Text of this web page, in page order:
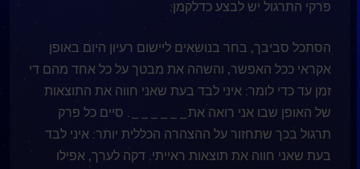
פרקי התרגול יש לבצע כדלקמן:
הסתכל סביבך, בחר בנושאים ליישום רעיון היום באופן
אקראי ככל האפשר, והשהה את מבטך על כל אחד מהם די
זמן עד כדי לומר: איני לבד בעת שאני חווה את התוצאות
של האופן שבו אני רואה את______. סיים כל פרק
תרגול בכך שתחזור על ההצהרה הכללית יותר: איני לבד
בעת שאני חווה את תוצאות ראייתי. דקה לערך, אפילו